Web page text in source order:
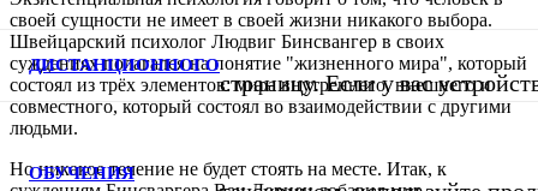
ДИСТАНЦИОННОГО
ОБУЧЕНИЯ
страницу. Если у вас
своей сущности не имеет в своей жизни никакого выбора.
Швейцарский психолог Людвиг Бинсвангер в своих
суждениях полагался на понятие "жизненного мира", который
состоял из трёх элементов: мира внутреннего, внешнего и
совместного, который состоял во взаимодействии с другими
людьми.
Но никакое течение не будет стоять на месте. Итак, к